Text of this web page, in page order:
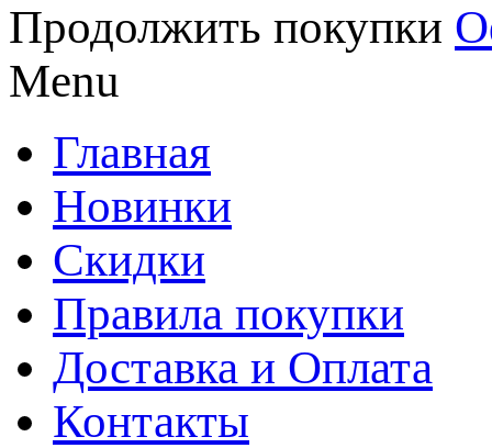
Продолжить покупки
Menu
Главная
Новинки
Скидки
Правила покупки
Доставка и Оплата
Контакты